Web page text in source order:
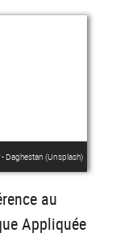
Daghestan (Unsplash)
au
Appliquée